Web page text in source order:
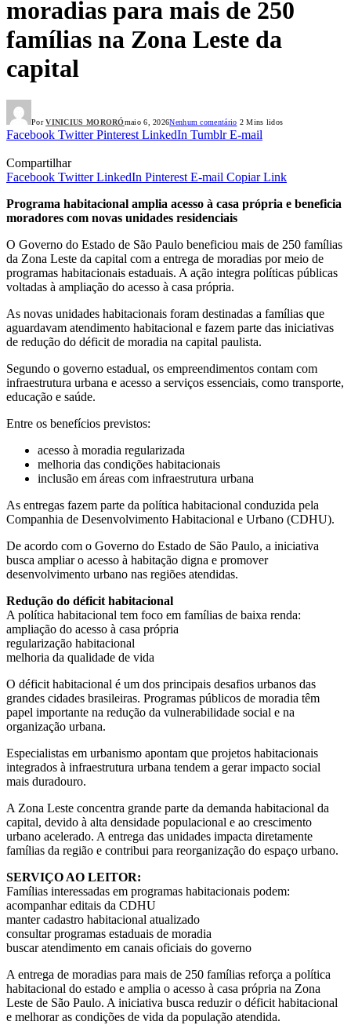
moradias para mais de 250
famílias na Zona Leste da
capital
Por VINICIUS MORORÓmaio 6, 2026Nenhum comentário 2 Mins lidos
Facebook Twitter Pinterest LinkedIn Tumblr E-mail
Compartilhar
Facebook Twitter LinkedIn Pinterest E-mail Copiar Link
Programa habitacional amplia acesso à casa própria e beneficia
moradores com novas unidades residenciais
O Governo do Estado de São Paulo beneficiou mais de 250 famílias
da Zona Leste da capital com a entrega de moradias por meio de
programas habitacionais estaduais. A ação integra políticas públicas
voltadas à ampliação do acesso à casa própria.
As novas unidades habitacionais foram destinadas a famílias que
aguardavam atendimento habitacional e fazem parte das iniciativas
de redução do déficit de moradia na capital paulista.
Segundo o governo estadual, os empreendimentos contam com
infraestrutura urbana e acesso a serviços essenciais, como transporte,
educação e saúde.
Entre os benefícios previstos:
acesso à moradia regularizada
melhoria das condições habitacionais
inclusão em áreas com infraestrutura urbana
As entregas fazem parte da política habitacional conduzida pela
Companhia de Desenvolvimento Habitacional e Urbano (CDHU).
De acordo com o Governo do Estado de São Paulo, a iniciativa
busca ampliar o acesso à habitação digna e promover
desenvolvimento urbano nas regiões atendidas.
Redução do déficit habitacional
A política habitacional tem foco em famílias de baixa renda:
ampliação do acesso à casa própria
regularização habitacional
melhoria da qualidade de vida
O déficit habitacional é um dos principais desafios urbanos das
grandes cidades brasileiras. Programas públicos de moradia têm
papel importante na redução da vulnerabilidade social e na
organização urbana.
Especialistas em urbanismo apontam que projetos habitacionais
integrados à infraestrutura urbana tendem a gerar impacto social
mais duradouro.
A Zona Leste concentra grande parte da demanda habitacional da
capital, devido à alta densidade populacional e ao crescimento
urbano acelerado. A entrega das unidades impacta diretamente
famílias da região e contribui para reorganização do espaço urbano.
SERVIÇO AO LEITOR:
Famílias interessadas em programas habitacionais podem:
acompanhar editais da CDHU
manter cadastro habitacional atualizado
consultar programas estaduais de moradia
buscar atendimento em canais oficiais do governo
A entrega de moradias para mais de 250 famílias reforça a política
habitacional do estado e amplia o acesso à casa própria na Zona
Leste de São Paulo. A iniciativa busca reduzir o déficit habitacional
e melhorar as condições de vida da população atendida.